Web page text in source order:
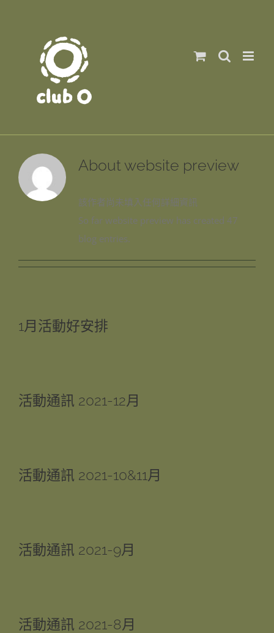
About website preview
該作者尚未填入任何詳細資訊
So far website preview has created 47
blog entries.
1月活動好安排
活動通訊 2021-12月
活動通訊 2021-10&11月
活動通訊 2021-9月
活動通訊 2021-8月